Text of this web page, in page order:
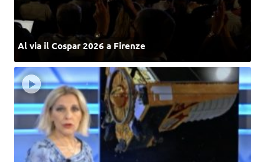
Al via il Cospar 2026 a Firenze